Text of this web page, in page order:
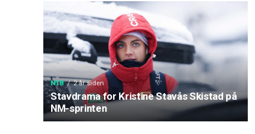
NTB 2 år siden
Stavdrama for Kristine Stavås Skistad på
NM-sprinten